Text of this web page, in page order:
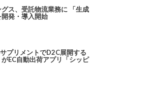
ス、受託物流業務に 「生成
発・導入開始
プリメントでD2C展開する
がEC自動出荷アプリ「シッピ